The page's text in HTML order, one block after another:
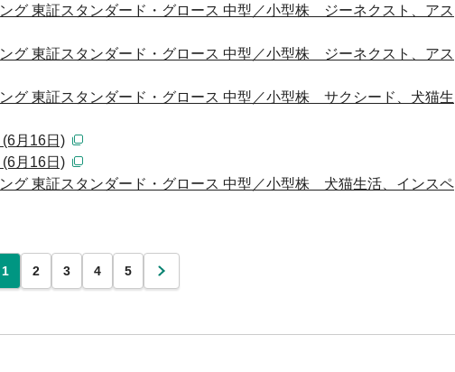
グ 東証スタンダード・グロース 中型／小型株 ジーネクスト、アス
グ 東証スタンダード・グロース 中型／小型株 ジーネクスト、アス
グ 東証スタンダード・グロース 中型／小型株 サクシード、犬猫生
月16日)
月16日)
グ 東証スタンダード・グロース 中型／小型株 犬猫生活、インスペ
1 2 3 4 5 次